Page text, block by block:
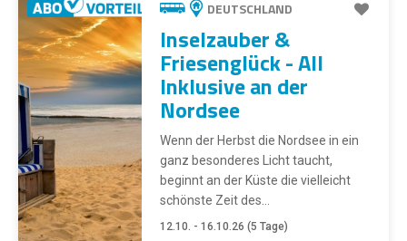
DEUTSCHLAND
Inselzauber &
Friesenglück - All
Inklusive an der
Nordsee
Wenn der Herbst die Nordsee in ein
ganz besonderes Licht taucht,
beginnt an der Küste die vielleicht
schönste Zeit des...
12.10. - 16.10.26 (5 Tage)